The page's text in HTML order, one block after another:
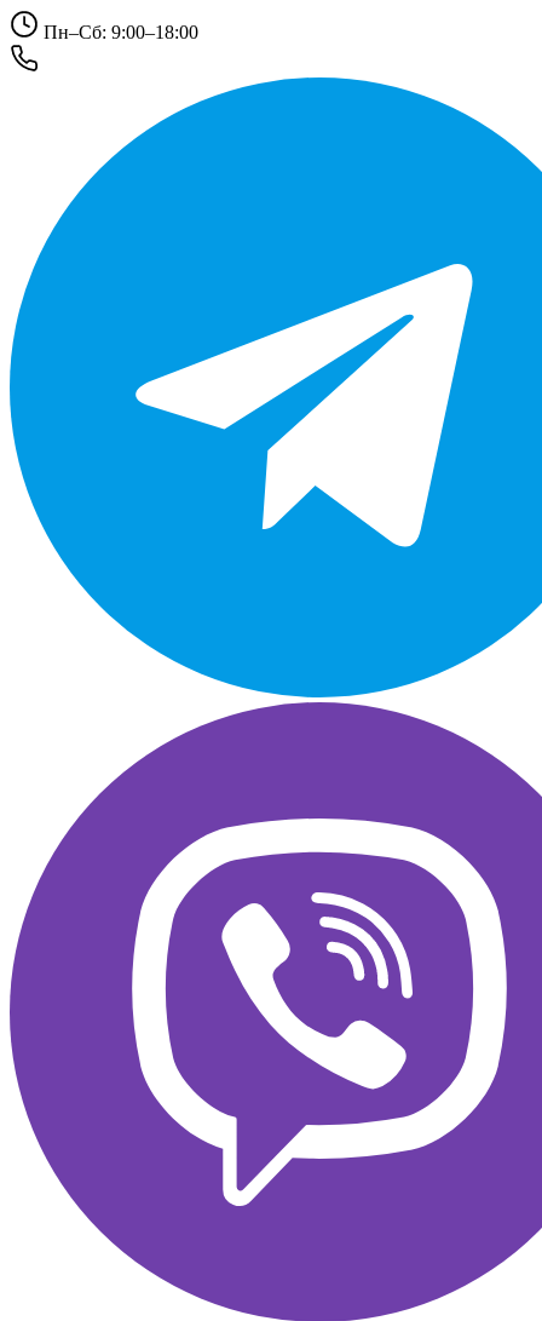
Пн–Сб: 9:00–18:00